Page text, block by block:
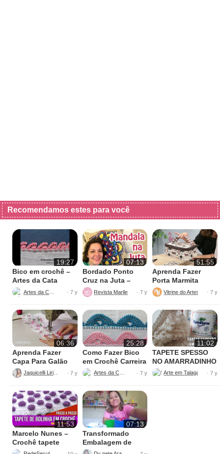
Recomendamos estes para você
19:27
Bico em crochê –
Artes da Cata
· 7 y
07:13
Bordado Ponto
Cruz na Juta –
Fácil de Fazer
Revista Marileny Ponto Cruz
· 7 y
51:55
Aprenda Fazer
Porta Marmita
Térmica
Vitrine do Artesanato
· 7 y
06:36
Aprenda Fazer
Capa Para Galão
de Água – 20 litros
Jaquicelli Liriane · 7 y
25:28
Como Fazer Bico
em Crochê Carreira
Única
Artes da Cata · 7 y
11:02
TAPETE SPESSO
NO AMARRADINHO
PERFEITO
· 7 y
11:53
Marcelo Nunes –
Crochê tapete
bolinha Parte 1
07:13
Transformado
Embalagem de
Sabão